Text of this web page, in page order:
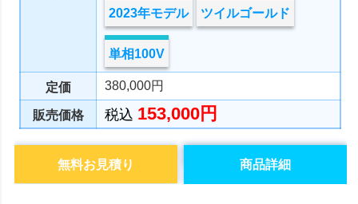
2023年モデル ツイルゴールド
単相100V
定価 380,000円
販売価格 税込 153,000円
商品詳細
無料お見積り